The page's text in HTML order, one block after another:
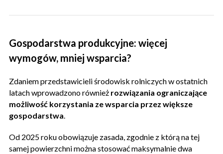
Gospodarstwa produkcyjne: więcej
wymogów, mniej wsparcia?
Zdaniem przedstawicieli środowisk rolniczych w ostatnich
latach wprowadzono również rozwiązania ograniczające
możliwość korzystania ze wsparcia przez większe
gospodarstwa.
Od 2025 roku obowiązuje zasada, zgodnie z którą na tej
samej powierzchni można stosować maksymalnie dwa